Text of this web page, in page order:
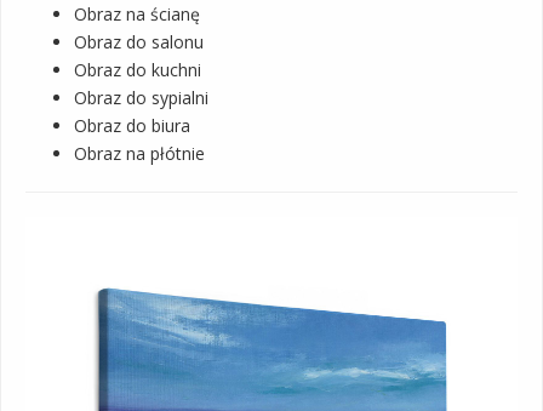
Obraz na ścianę
Obraz do salonu
Obraz do kuchni
Obraz do sypialni
Obraz do biura
Obraz na płótnie